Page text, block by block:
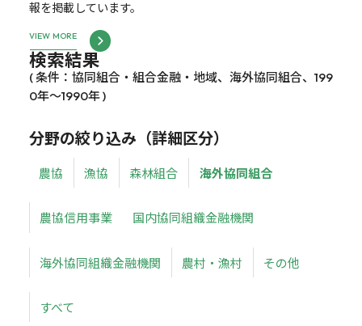
報を掲載しています。
VIEW MORE
検索結果
( 条件：協同組合・組合金融・地域、海外協同組合、199
0年～1990年 )
分野の絞り込み（詳細区分）
農協 漁協 森林組合 海外協同組合
農協信用事業 国内協同組織金融機関
海外協同組織金融機関 農村・漁村 その他
すべて